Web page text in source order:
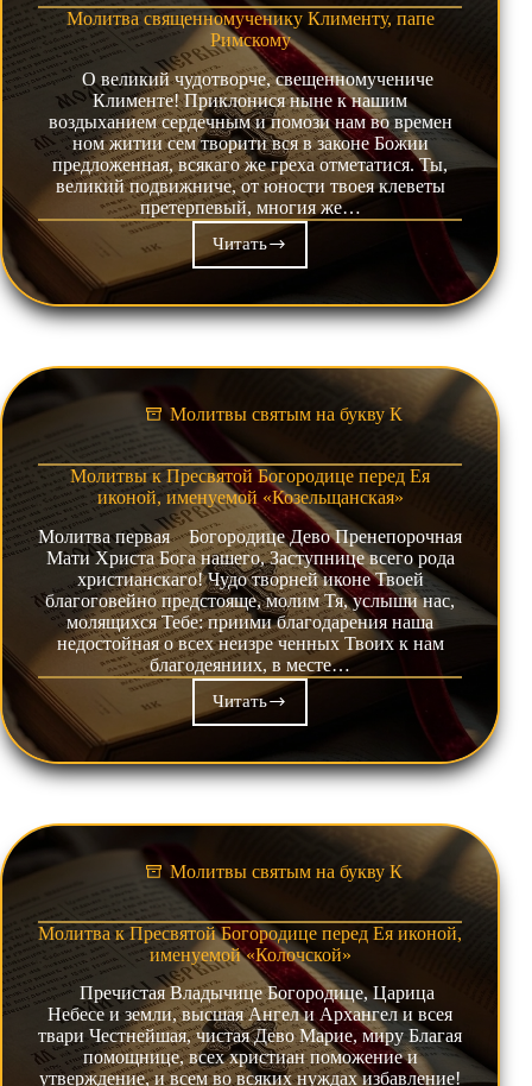
Молитва священномученику Клименту, папе
Римскому
О великий чудотворче, свещенномучениче
Клименте! Приклонися ныне к нашим
воздыханием сердечным и помози нам во времен
ном житии сем творити вся в законе Божии
предложенная, всякаго же греха отметатися. Ты,
великий подвижниче, от юности твоея клеветы
претерпевый, многия же…
ЧитатьМолитва
Клименту,
папе
Молитвы святым на букву К
Молитвы к Пресвятой Богородице перед Ея
иконой, именуемой «Козельщанская»
Молитва первая Богородице Дево Пренепорочная
Мати Христа Бога нашего, Заступнице всего рода
христианскаго! Чудо творней иконе Твоей
благоговейно предстояще, молим Тя, услыши нас,
молящихся Тебе: приими благодарения наша
недостойная о всех неизре ченных Твоих к нам
благодеяниих, в месте…
ЧитатьМолитвы
к
Пресвятой
Богородице
Ея
именуемой
Молитвы святым на букву К
Молитва к Пресвятой Богородице перед Ея иконой,
именуемой «Колочской»
Пречистая Владычице Богородице, Царица
Небесе и земли, высшая Ангел и Архангел и всея
твари Честнейшая, чистая Дево Марие, миру Благая
помощнице, всех христиан поможение и
утверждение, и всем во всяких нуждах избавление!